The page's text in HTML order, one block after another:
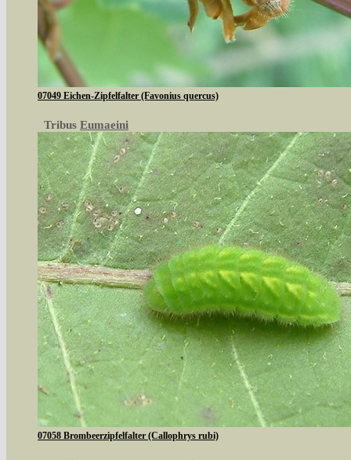
07049 Eichen-Zipfelfalter (Favonius quercus)
Tribus Eumaeini
07058 Brombeerzipfelfalter (Callophrys rubi)